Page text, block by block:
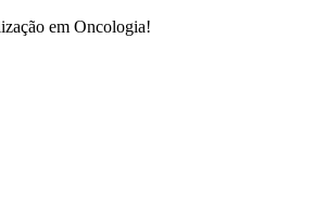
em Oncologia!